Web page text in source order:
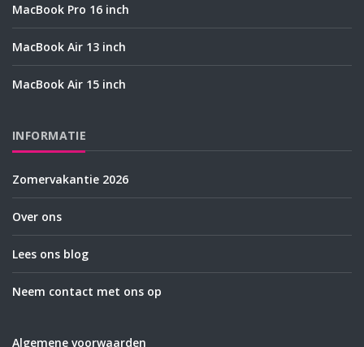
MacBook Pro 16 inch
MacBook Air 13 inch
MacBook Air 15 inch
INFORMATIE
Zomervakantie 2026
Over ons
Lees ons blog
Neem contact met ons op
Algemene voorwaarden